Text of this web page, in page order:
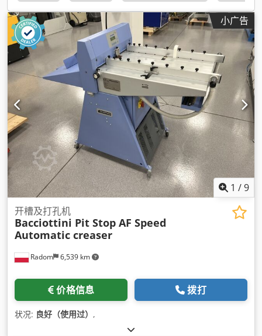
小广告
1 /9
Radom 6,539 km
开槽及打孔机
Bacciottini Pit Stop AF Speed
Automatic creaser
价格信息 拨打
状况: 良好（使用过） ,